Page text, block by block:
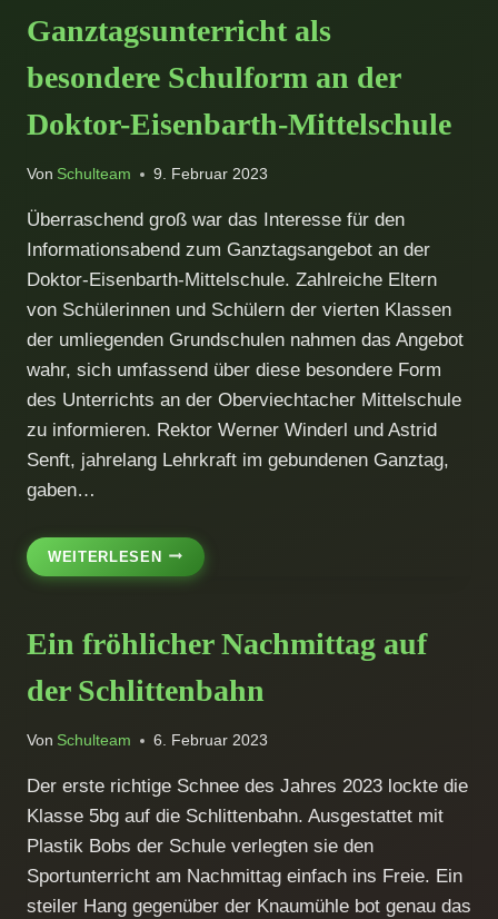
ERFOLGSMODELL
DER
EISENBARTH-
Ganztagsunterricht als
besondere Schulform an der
Doktor-Eisenbarth-Mittelschule
Von Schulteam 9. Februar 2023
Überraschend groß war das Interesse für den
Informationsabend zum Ganztagsangebot an der
Doktor-Eisenbarth-Mittelschule. Zahlreiche Eltern
von Schülerinnen und Schülern der vierten Klassen
der umliegenden Grundschulen nahmen das Angebot
wahr, sich umfassend über diese besondere Form
des Unterrichts an der Oberviechtacher Mittelschule
zu informieren. Rektor Werner Winderl und Astrid
Senft, jahrelang Lehrkraft im gebundenen Ganztag,
gaben…
WEITERLESENGANZTAGSUNTERRICHT
ALS
AN
DOKTOR-
MITTELSCHULE
Ein fröhlicher Nachmittag auf
der Schlittenbahn
Von Schulteam 6. Februar 2023
Der erste richtige Schnee des Jahres 2023 lockte die
Klasse 5bg auf die Schlittenbahn. Ausgestattet mit
Plastik Bobs der Schule verlegten sie den
Sportunterricht am Nachmittag einfach ins Freie. Ein
steiler Hang gegenüber der Knaumühle bot genau das